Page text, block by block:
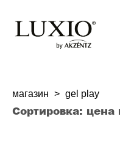
магазин > gel play
Сортировка: цена